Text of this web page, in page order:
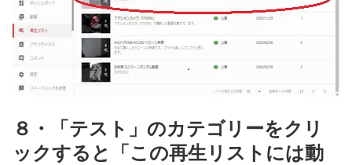
８・「テスト」のカテゴリーをクリ
ックすると「この再生リストには動